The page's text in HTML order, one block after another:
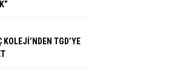
KOLEJİ’NDEN TGD’YE